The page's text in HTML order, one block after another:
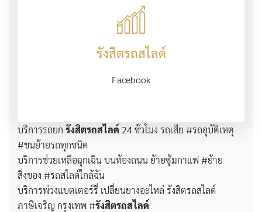
รังสิตรถสไลด์
Facebook
บริการรถยก รังสิตรถสไลด์ 24 ชั่วโมง รถเสีย #รถอุบัติเหตุ
#ขนย้ายรถทุกชนิด
บริการช่วยเหลือฉุกเฉิน บนท้องถนน ย้ายซุ้มกาแฟ #ย้าย
สิ่งของ #รถสไลด์ใกล้ฉัน
บริการพ่วงแบตเตอร์รี่ เปลี่ยนยางอะไหล่ รังสิตรถสไลด์
ภาษีเจริญ กรุงเทพ #รังสิตรถสไลด์